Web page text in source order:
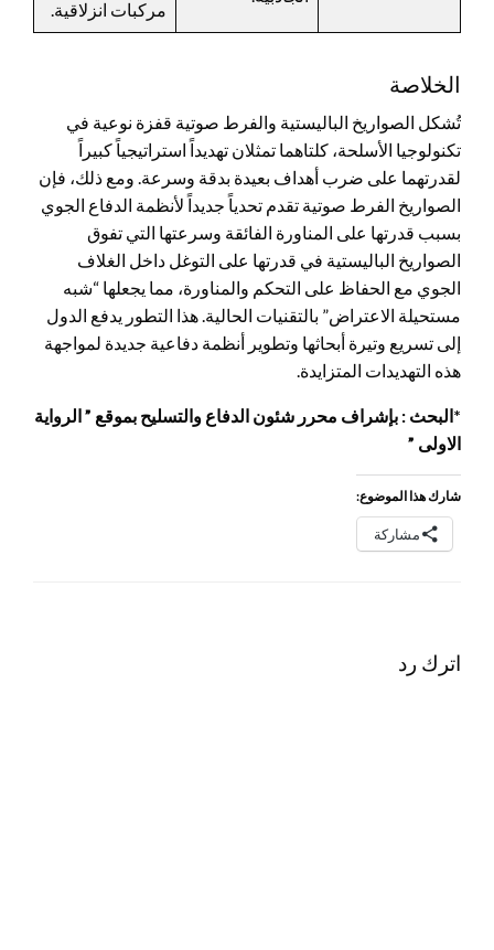
مركبات انزلاقية.
الخلاصة
تُشكل الصواريخ الباليستية والفرط صوتية قفزة نوعية في
تكنولوجيا الأسلحة، كلتاهما تمثلان تهديداً استراتيجياً كبيراً
لقدرتهما على ضرب أهداف بعيدة بدقة وسرعة. ومع ذلك، فإن
الصواريخ الفرط صوتية تقدم تحدياً جديداً لأنظمة الدفاع الجوي
بسبب قدرتها على المناورة الفائقة وسرعتها التي تفوق
الصواريخ الباليستية في قدرتها على التوغل داخل الغلاف
الجوي مع الحفاظ على التحكم والمناورة، مما يجعلها “شبه
مستحيلة الاعتراض” بالتقنيات الحالية. هذا التطور يدفع الدول
إلى تسريع وتيرة أبحاثها وتطوير أنظمة دفاعية جديدة لمواجهة
هذه التهديدات المتزايدة.
*البحث : بإشراف محرر شئون الدفاع والتسليح بموقع ” الرواية
الاولى ”
شارك هذا الموضوع:
مشاركة
اترك رد